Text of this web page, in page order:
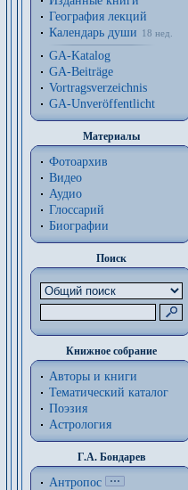
География лекций
Календарь души
18 нед.
GA-Katalog
GA-Beiträge
Vortragsverzeichnis
GA-Unveröffentlicht
Материалы
Фотоархив
Видео
Аудио
Глоссарий
Биографии
Поиск
Книжное собрание
Авторы и книги
Тематический каталог
Поэзия
Астрология
Г.А. Бондарев
Антропос